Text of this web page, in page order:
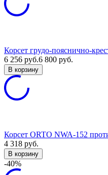
Корсет грудо-пояснично-
6 256 руб.6 800 руб.
В корзину
Корсет ORTO NWA-152
4 318 руб.
В корзину
-40%